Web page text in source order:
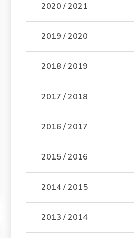
2020 / 2021
2019 / 2020
2018 / 2019
2017 / 2018
2016 / 2017
2015 / 2016
2014 / 2015
2013 / 2014